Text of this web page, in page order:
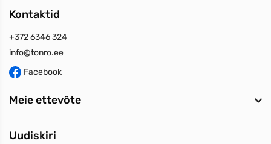
Kontaktid
+372 6346 324
info@tonro.ee
Facebook
Meie ettevõte
Uudiskiri